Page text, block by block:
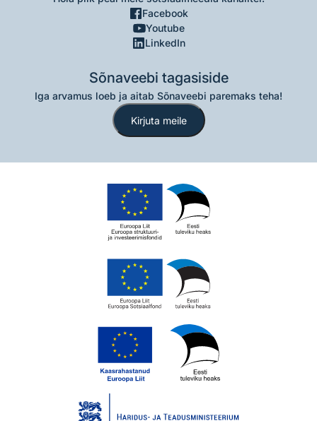
Facebook
Youtube
LinkedIn
Sõnaveebi tagasiside
Iga arvamus loeb ja aitab Sõnaveebi paremaks teha!
Kirjuta meile